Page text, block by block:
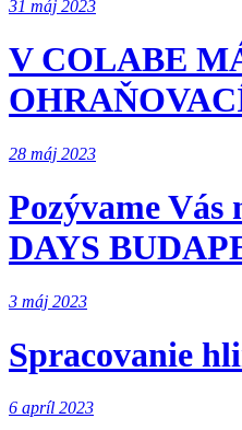
31 máj 2023
V COLABE
28 máj 2023
Pozývame
DAYS
3 máj 2023
Spracovanie
6 apríl 2023